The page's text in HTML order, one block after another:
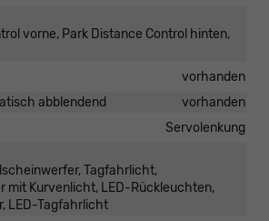
vorne, Park Distance Control hinten,
vorhanden
abblendend
vorhanden
Servolenkung
Tagfahrlicht,
mit Kurvenlicht, LED-Rückleuchten,
LED-Tagfahrlicht